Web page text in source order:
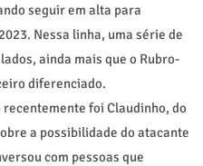
seguir em alta para
Nessa linha, uma série de
ainda mais que o Rubro-
diferenciado.
foi Claudinho, do
a possibilidade do atacante
com pessoas que